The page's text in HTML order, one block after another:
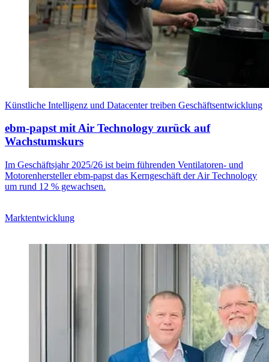
Künstliche Intelligenz und Datacenter treiben Geschäftsentwicklung
ebm-papst mit Air Technology zurück auf
Wachstumskurs
Im Geschäftsjahr 2025/26 ist beim führenden Ventilatoren- und
Motorenhersteller ebm-papst das Kerngeschäft der Air Technology
um rund 12 % gewachsen.
Marktentwicklung